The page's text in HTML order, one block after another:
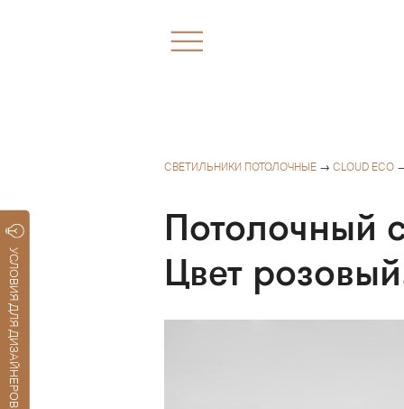
УСЛОВИЯ ДЛЯ ДИЗАЙНЕРОВ
СВЕТИЛЬНИКИ ПОТОЛОЧНЫЕ → CLOUD ECO
Потолочный
Цвет